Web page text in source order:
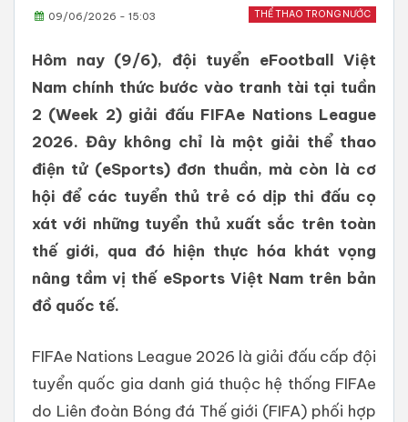
THỂ THAO TRONG NƯỚC
09/06/2026 - 15:03
Hôm nay (9/6), đội tuyển eFootball Việt
Nam chính thức bước vào tranh tài tại tuần
2 (Week 2) giải đấu FIFAe Nations League
2026. Đây không chỉ là một giải thể thao
điện tử (eSports) đơn thuần, mà còn là cơ
hội để các tuyển thủ trẻ có dịp thi đấu cọ
xát với những tuyển thủ xuất sắc trên toàn
thế giới, qua đó hiện thực hóa khát vọng
nâng tầm vị thế eSports Việt Nam trên bản
đồ quốc tế.
FIFAe Nations League 2026 là giải đấu cấp đội
tuyển quốc gia danh giá thuộc hệ thống FIFAe
do Liên đoàn Bóng đá Thế giới (FIFA) phối hợp